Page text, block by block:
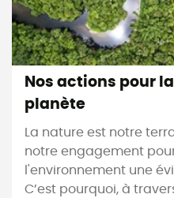
Nos actions pour la
planète
La nature est notre
notre engagement
l'environnement une
C’est pourquoi, à